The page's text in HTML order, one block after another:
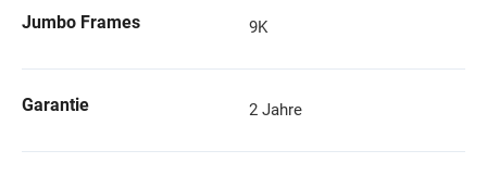
Jumbo Frames 9K
Garantie 2 Jahre